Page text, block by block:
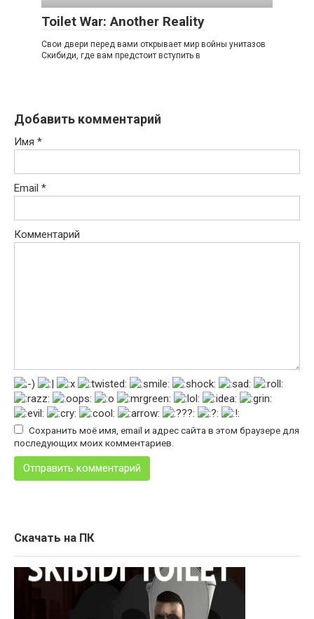
Toilet War: Another Reality
Свои двери перед вами открывает мир войны унитазов
Скибиди, где вам предстоит вступить в
Добавить комментарий
Имя *
Email *
Комментарий
Сохранить моё имя, email и адрес сайта в этом браузере для
последующих моих комментариев.
Скачать на ПК